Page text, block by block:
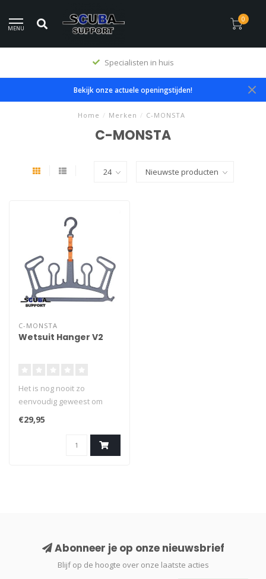
MENU
0
Specialisten in huis
Bekijk onze actuele openingstijden!
Home / Merken / C-MONSTA
C-MONSTA
C-MONSTA
Wetsuit Hanger V2
Het is nog nooit zo
eenvoudig geweest om
voor je wetsuit-set te
zorgen.
€29,95
Abonneer je op onze nieuwsbrief
Blijf op de hoogte over onze laatste acties